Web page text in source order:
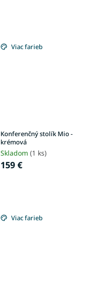
Viac farieb
Konferenčný stolík Mio -
krémová
Skladom (1 ks)
159 €
Viac farieb